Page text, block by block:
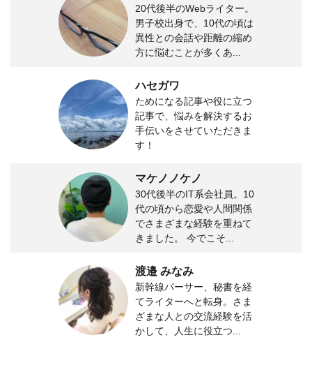
20代後半のWebライター。
男子校出身で、10代の頃は
異性との会話や距離の縮め
方に悩むことが多くあ...
ハセガワ
ためになる記事や役に立つ
記事で、悩みを解決するお
手伝いをさせていただきま
す！
マケノノケノ
30代後半のIT系会社員。10
代の頃から恋愛や人間関係
でさまざまな経験を重ねて
きました。 今でこそ...
渡邉 みなみ
新幹線パーサー、秘書を経
てライターへと転身。さま
ざまな人との交流経験を活
かして、人生に役立つ...